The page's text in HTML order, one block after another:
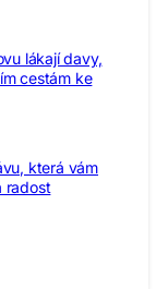
lákají davy,
cestám ke
která vám
radost